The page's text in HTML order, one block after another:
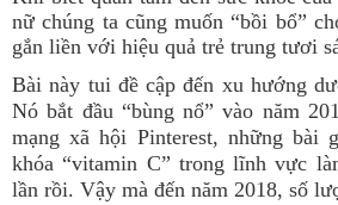
nữ chúng ta cũng muốn “bồi bổ”
gắn liền với hiệu quả trẻ trung tươi
Bài này tui đề cập đến xu hướng
Nó bắt đầu “bùng nổ” vào năm
mạng xã hội Pinterest, những bài
khóa “vitamin C” trong lĩnh vực
lần rồi. Vậy mà đến năm 2018, số